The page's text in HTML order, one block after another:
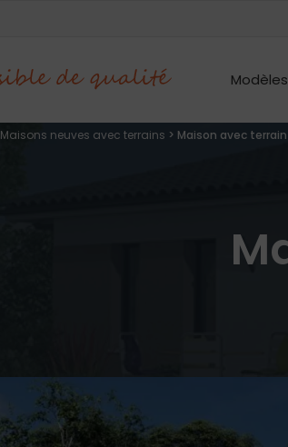
Maisons neuves avec terrains > Maison avec